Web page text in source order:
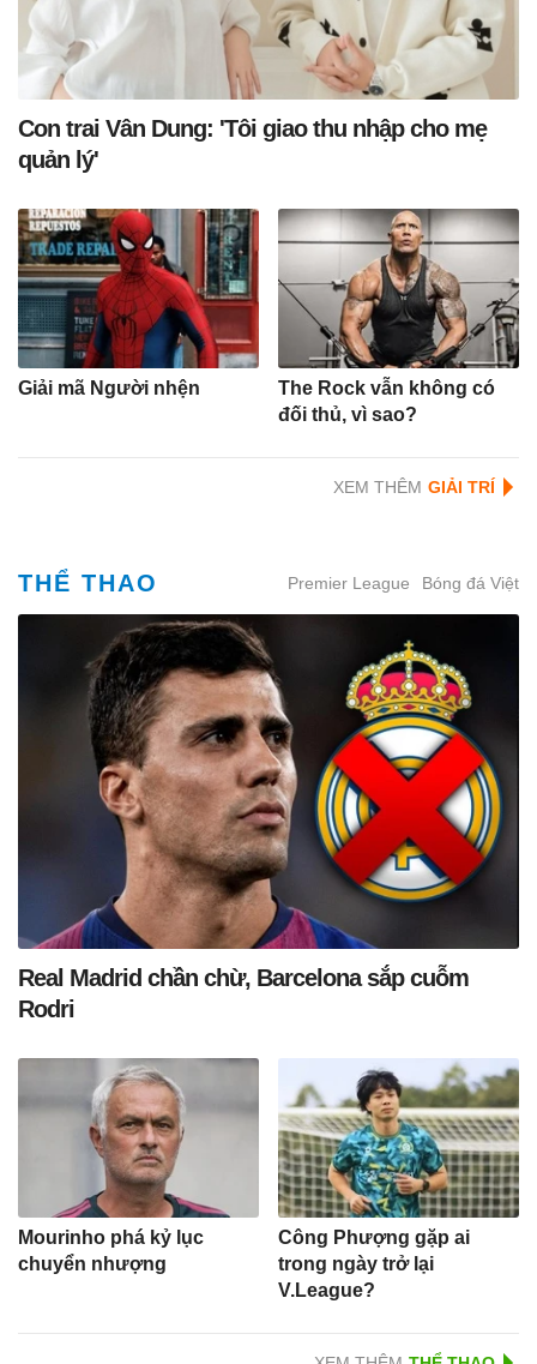
Con trai Vân Dung: 'Tôi giao thu nhập cho mẹ
quản lý'
Giải mã Người nhện
The Rock vẫn không có
đối thủ, vì sao?
XEM THÊM
THỂ THAO Premier League Bóng đá Việt
Real Madrid chần chừ, Barcelona sắp cuỗm
Rodri
Mourinho phá kỷ lục
chuyển nhượng
Công Phượng gặp ai
trong ngày trở lại
V.League?